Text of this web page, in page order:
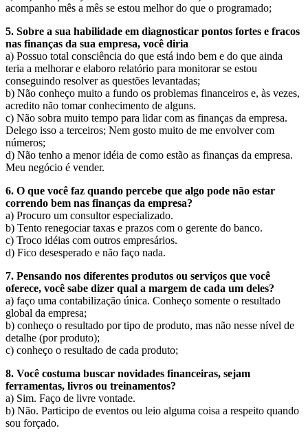
acompanho mês a mês se estou melhor do que o programado;
5. Sobre a sua habilidade em diagnosticar pontos fortes e fracos
nas finanças da sua empresa, você diria
a) Possuo total consciência do que está indo bem e do que ainda
teria a melhorar e elaboro relatório para monitorar se estou
conseguindo resolver as questões levantadas;
b) Não conheço muito a fundo os problemas financeiros e, às vezes,
acredito não tomar conhecimento de alguns.
c) Não sobra muito tempo para lidar com as finanças da empresa.
Delego isso a terceiros; Nem gosto muito de me envolver com
números;
d) Não tenho a menor idéia de como estão as finanças da empresa.
Meu negócio é vender.
6. O que você faz quando percebe que algo pode não estar
correndo bem nas finanças da empresa?
a) Procuro um consultor especializado.
b) Tento renegociar taxas e prazos com o gerente do banco.
c) Troco idéias com outros empresários.
d) Fico desesperado e não faço nada.
7. Pensando nos diferentes produtos ou serviços que você
oferece, você sabe dizer qual a margem de cada um deles?
a) faço uma contabilização única. Conheço somente o resultado
global da empresa;
b) conheço o resultado por tipo de produto, mas não nesse nível de
detalhe (por produto);
c) conheço o resultado de cada produto;
8. Você costuma buscar novidades financeiras, sejam
ferramentas, livros ou treinamentos?
a) Sim. Faço de livre vontade.
b) Não. Participo de eventos ou leio alguma coisa a respeito quando
sou forçado.